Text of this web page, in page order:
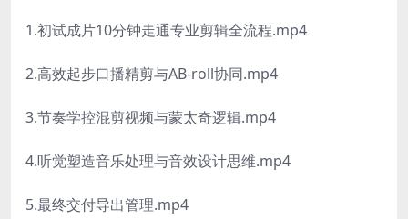
1.初试成片10分钟走通专业剪辑全流程.mp4
2.高效起步口播精剪与AB-roll协同.mp4
3.节奏学控混剪视频与蒙太奇逻辑.mp4
4.听觉塑造音乐处理与音效设计思维.mp4
5.最终交付导出管理.mp4